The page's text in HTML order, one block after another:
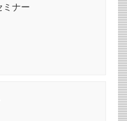
ミナー